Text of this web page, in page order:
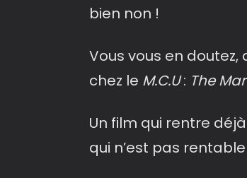
bien non !
Vous vous en
chez le M.C.U: The
Un film qui rentre
qui n’est pas